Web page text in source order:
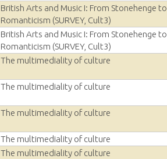
British Arts and Music I: From Stonehenge to
Romanticism (SURVEY, Cult3)
British Arts and Music I: From Stonehenge to
Romanticism (SURVEY, Cult3)
The multimediality of culture
The multimediality of culture
The multimediality of culture
The multimediality of culture
The multimediality of culture